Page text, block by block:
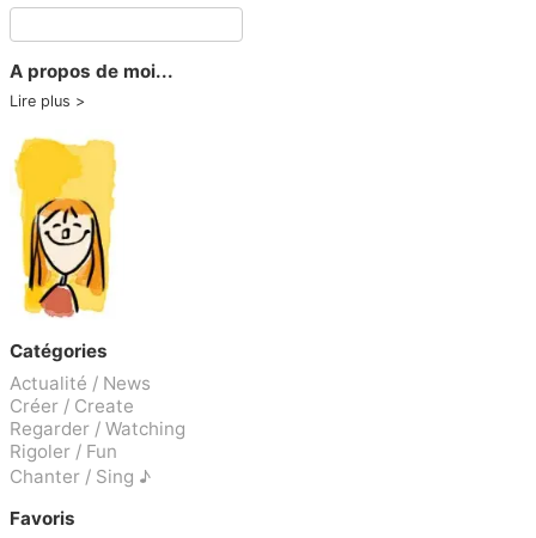
A propos de moi...
Lire plus
Catégories
Actualité / News
Créer / Create
Regarder / Watching
Rigoler / Fun
Chanter / Sing ♪
Favoris